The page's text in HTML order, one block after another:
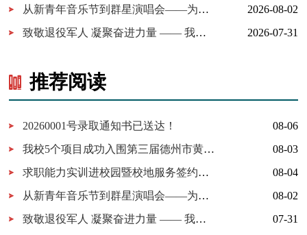
从新青年音乐节到群星演唱会——为什么又是德工？
2026-08-02
致敬退役军人 凝聚奋进力量 —— 我校开展 “八一建军节” 拥军茶...
2026-07-31
推荐阅读
20260001号录取通知书已送达！
08-06
我校5个项目成功入围第三届德州市黄炎培职业教育创新创业大赛决赛
08-03
求职能力实训进校园暨校地服务签约仪式在我校举行
08-04
从新青年音乐节到群星演唱会——为什么又是德工？
08-02
致敬退役军人 凝聚奋进力量 —— 我校开展 “八一建军节” 拥军茶话会
07-31